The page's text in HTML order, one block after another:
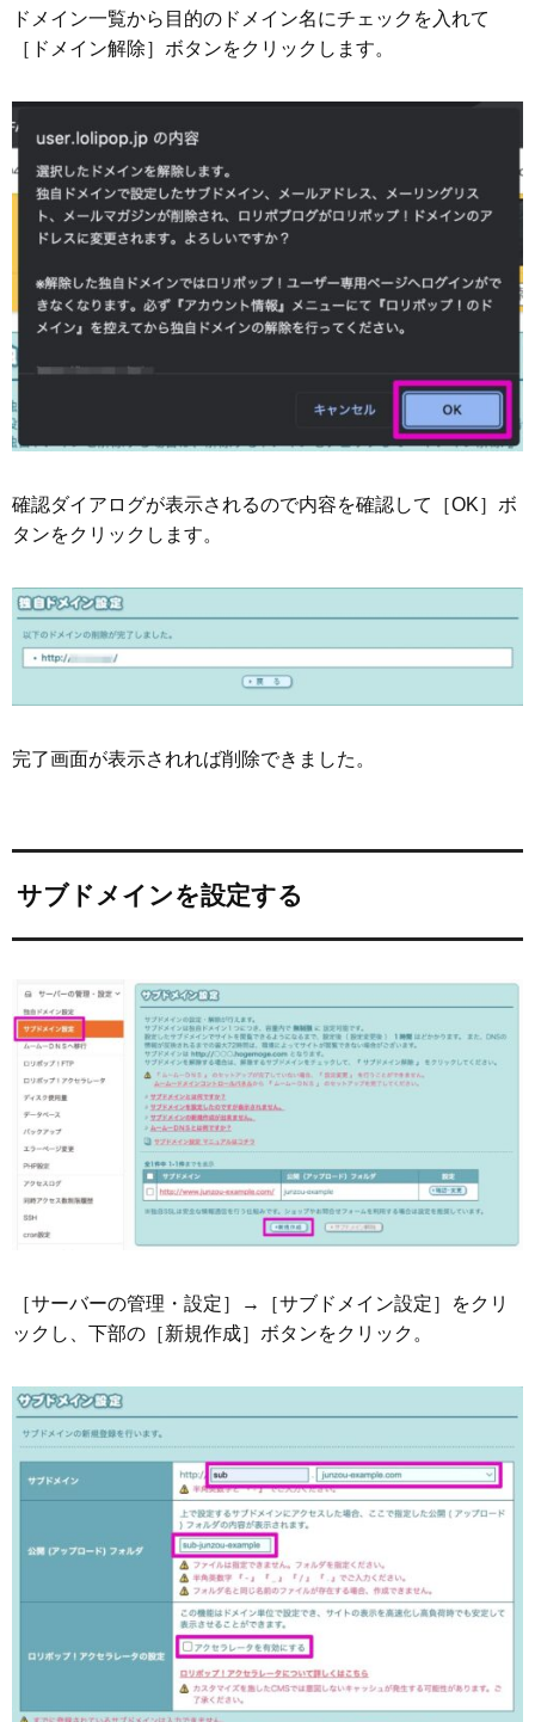
ドメイン一覧から目的のドメイン名にチェックを入れて
［ドメイン解除］ボタンをクリックします。
確認ダイアログが表示されるので内容を確認して［OK］ボ
タンをクリックします。
完了画面が表示されれば削除できました。
サブドメインを設定する
［サーバーの管理・設定］→［サブドメイン設定］をクリ
ックし、下部の［新規作成］ボタンをクリック。